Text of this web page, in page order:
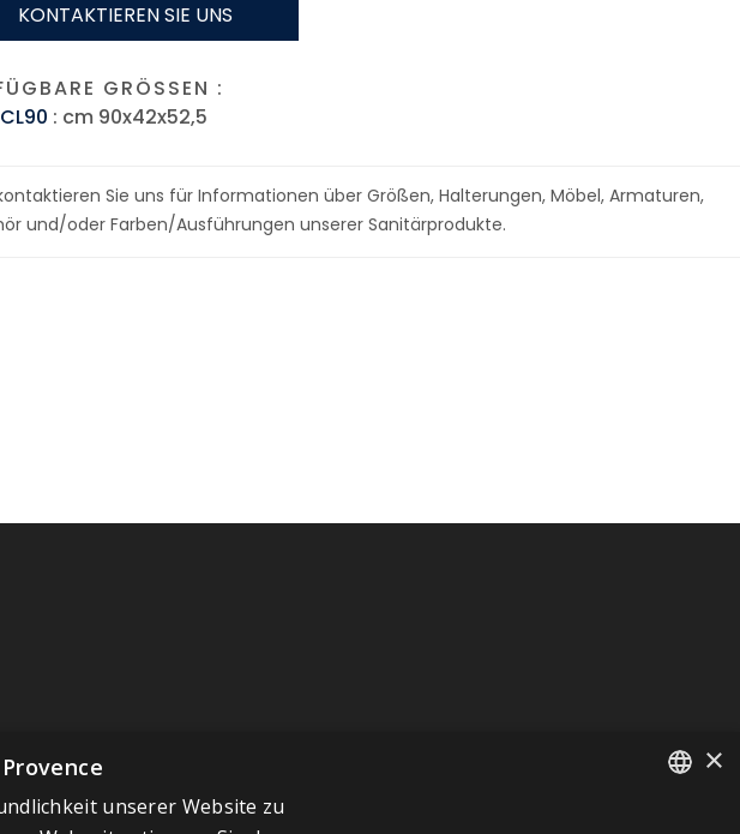
KONTAKTIEREN SIE UNS
GRÖSSEN :
: cm 90x42x52,5
Sie uns für Informationen über Größen, Halterungen, Möbel, Armaturen,
und/oder Farben/Ausführungen unserer Sanitärprodukte.
×
unserer Website zu